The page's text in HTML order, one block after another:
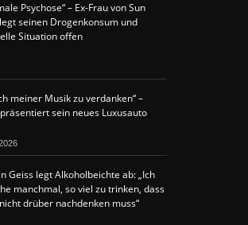
Psychose“ – Ex-Frau von Sun
seinen Drogenkonsum und
Situation offen
meiner Musik zu verdanken“ –
sein neues Luxusauto
Geiss legt Alkoholbeichte ab: „Ich
manchmal, so viel zu trinken, dass
drüber nachdenken muss“